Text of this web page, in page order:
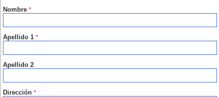
Nombre *
Apellido 1 *
Apellido 2
Dirección *